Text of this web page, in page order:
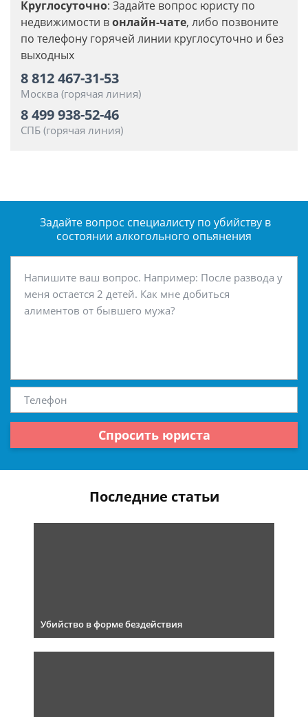
Круглосуточно: Задайте вопрос юристу по
недвижимости вонлайн-чате, либо позвоните
по телефону горячей линии круглосуточно и без
выходных
8 812 467-31-53
Москва (горячая линия)
8 499 938-52-46
СПБ (горячая линия)
Задайте вопрос специалисту по убийству в
состоянии алкогольного опьянения
Спросить юриста
Последние статьи
Убийство в форме бездействия